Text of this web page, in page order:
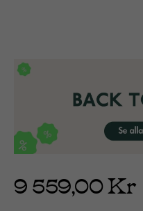
9 559,00 Kr